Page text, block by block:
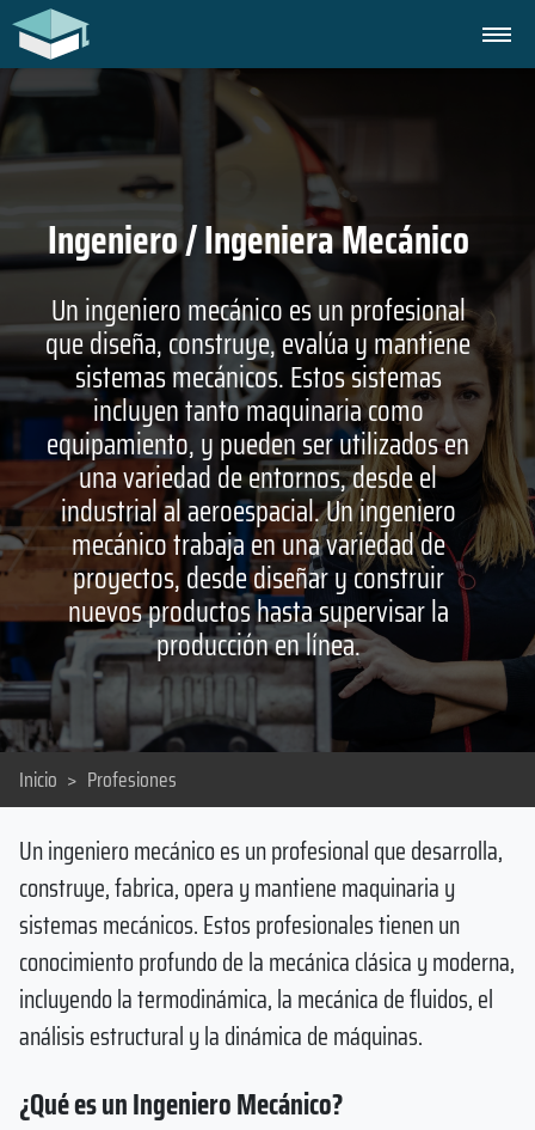
Ingeniero / Ingeniera Mecánico
Un ingeniero mecánico es un profesional
que diseña, construye, evalúa y mantiene
sistemas mecánicos. Estos sistemas
incluyen tanto maquinaria como
equipamiento, y pueden ser utilizados en
una variedad de entornos, desde el
industrial al aeroespacial. Un ingeniero
mecánico trabaja en una variedad de
proyectos, desde diseñar y construir
nuevos productos hasta supervisar la
producción en línea.
Inicio > Profesiones
Un ingeniero mecánico es un profesional que desarrolla,
construye, fabrica, opera y mantiene maquinaria y
sistemas mecánicos. Estos profesionales tienen un
conocimiento profundo de la mecánica clásica y moderna,
incluyendo la termodinámica, la mecánica de fluidos, el
análisis estructural y la dinámica de máquinas.
¿Qué es un Ingeniero Mecánico?